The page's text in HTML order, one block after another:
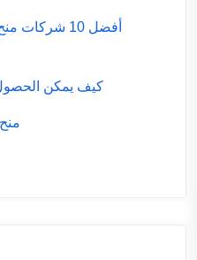
أفضل 10
كيف يمكن الحصول